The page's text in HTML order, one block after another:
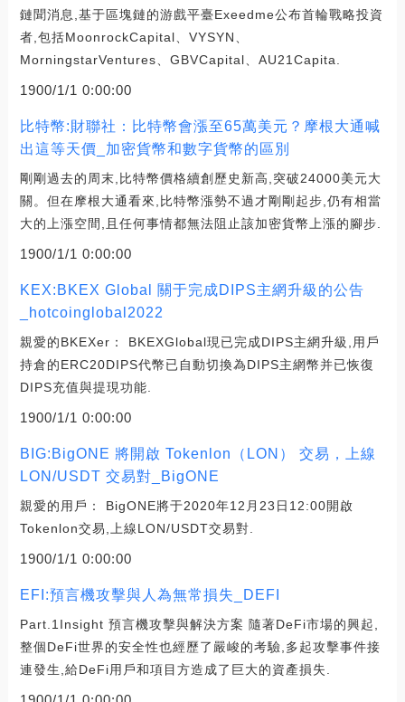
鏈聞消息,基于區塊鏈的游戲平臺Exeedme公布首輪戰略投資
者,包括MoonrockCapital、VYSYN、
MorningstarVentures、GBVCapital、AU21Capita.
1900/1/1 0:00:00
比特幣:財聯社：比特幣會漲至65萬美元？摩根大通喊
出這等天價_加密貨幣和數字貨幣的區別
剛剛過去的周末,比特幣價格續創歷史新高,突破24000美元大
關。但在摩根大通看來,比特幣漲勢不過才剛剛起步,仍有相當
大的上漲空間,且任何事情都無法阻止該加密貨幣上漲的腳步.
1900/1/1 0:00:00
KEX:BKEX Global 關于完成DIPS主網升級的公告
_hotcoinglobal2022
親愛的BKEXer： BKEXGlobal現已完成DIPS主網升級,用戶
持倉的ERC20DIPS代幣已自動切換為DIPS主網幣并已恢復
DIPS充值與提現功能.
1900/1/1 0:00:00
BIG:BigONE 將開啟 Tokenlon（LON） 交易，上線
LON/USDT 交易對_BigONE
親愛的用戶： BigONE將于2020年12月23日12:00開啟
Tokenlon交易,上線LON/USDT交易對.
1900/1/1 0:00:00
EFI:預言機攻擊與人為無常損失_DEFI
Part.1Insight 預言機攻擊與解決方案 隨著DeFi市場的興起,
整個DeFi世界的安全性也經歷了嚴峻的考驗,多起攻擊事件接
連發生,給DeFi用戶和項目方造成了巨大的資產損失.